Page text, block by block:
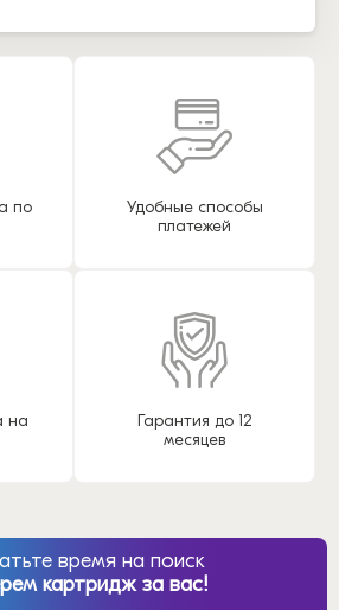
по
Удобные способы
платежей
на
Гарантия до 12
месяцев
время на поиск
картридж за вас!